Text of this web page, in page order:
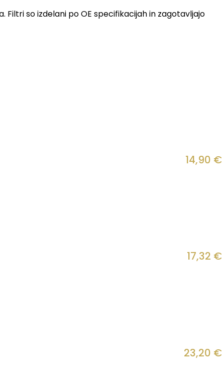
so izdelani po OE specifikacijah in zagotavljajo
14,90 €
17,32 €
23,20 €